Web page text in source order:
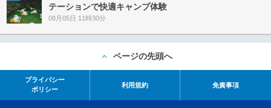
テーションで快適キャンプ体験
08月05日 11時30分
ページの先頭へ
プライバシー
ポリシー
利用規約 免責事項